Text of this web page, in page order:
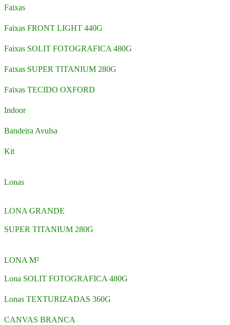
Faixas
Faixas FRONT LIGHT 440G
Faixas SOLIT FOTOGRAFICA 480G
Faixas SUPER TITANIUM 280G
Faixas TECIDO OXFORD
Indoor
Bandeira Avulsa
Kit
Lonas
LONA GRANDE
SUPER TITANIUM 280G
LONA M²
Lona SOLIT FOTOGRAFICA 480G
Lonas TEXTURIZADAS 360G
CANVAS BRANCA